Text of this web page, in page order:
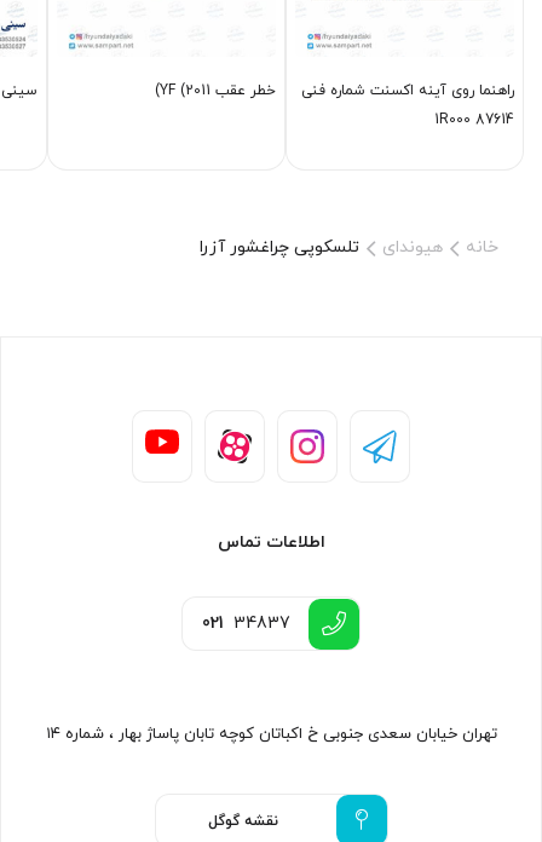
راهنما روی آینه اکسنت شماره فنی
87614 1R000
خطر عقب YF (2011) سینی
خانه هیوندای تلسکوپی چراغشور آزرا
اطلاعات تماس
021 34837
تهران خیابان سعدی جنوبی خ اکباتان کوچه تابان پاساژ بهار ، شماره ۱۴
نقشه گوگل